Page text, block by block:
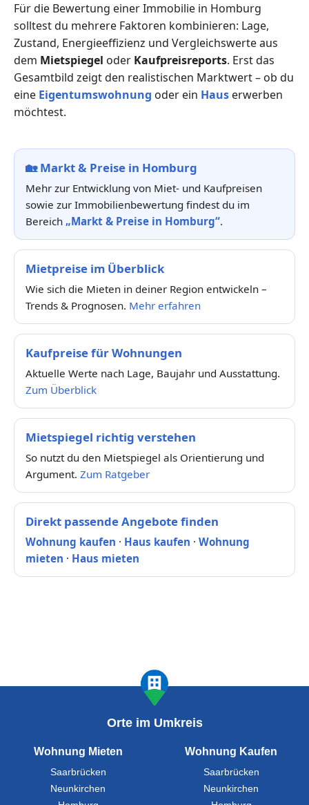
Für die Bewertung einer Immobilie in Homburg
solltest du mehrere Faktoren kombinieren: Lage,
Zustand, Energieeffizienz und Vergleichswerte aus
dem Mietspiegel oder Kaufpreisreports. Erst das
Gesamtbild zeigt den realistischen Marktwert – ob du
eine Eigentumswohnung oder ein Haus erwerben
möchtest.
🏡Markt & Preise in Homburg
Mehr zur Entwicklung von Miet- und Kaufpreisen
sowie zur Immobilienbewertung findest du im
Bereich „Markt & Preise in Homburg“.
Mietpreise im Überblick
Wie sich die Mieten in deiner Region entwickeln –
Trends & Prognosen. Mehr erfahren
Kaufpreise für Wohnungen
Aktuelle Werte nach Lage, Baujahr und Ausstattung.
Zum Überblick
Mietspiegel richtig verstehen
So nutzt du den Mietspiegel als Orientierung und
Argument. Zum Ratgeber
Direkt passende Angebote finden
Wohnung kaufen · Haus kaufen · Wohnung
mieten · Haus mieten
Orte im Umkreis
Wohnung Mieten
Saarbrücken
Neunkirchen
Wohnung Kaufen
Saarbrücken
Neunkirchen